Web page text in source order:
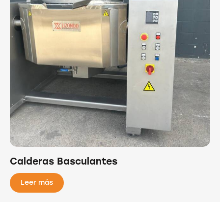
Calderas Basculantes
Leer más